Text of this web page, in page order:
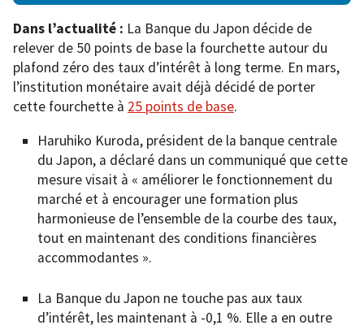
Dans l’actualité : La Banque du Japon décide de
relever de 50 points de base la fourchette autour du
plafond zéro des taux d’intérêt à long terme. En mars,
l’institution monétaire avait déjà décidé de porter
cette fourchette à 25 points de base.
Haruhiko Kuroda, président de la banque centrale
du Japon, a déclaré dans un communiqué que cette
mesure visait à « améliorer le fonctionnement du
marché et à encourager une formation plus
harmonieuse de l’ensemble de la courbe des taux,
tout en maintenant des conditions financières
accommodantes ».
La Banque du Japon ne touche pas aux taux
d’intérêt, les maintenant à -0,1 %. Elle a en outre